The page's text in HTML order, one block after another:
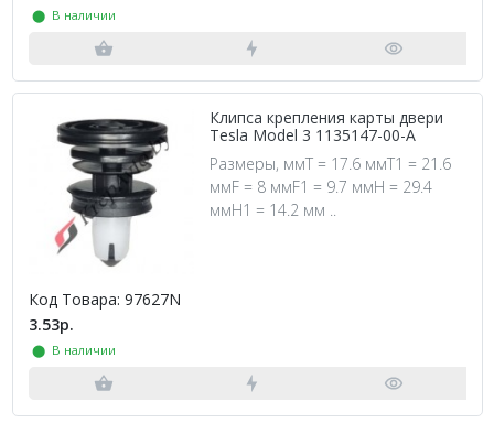
⬤ В наличии
Клипса крепления карты двери
Tesla Model 3 1135147-00-A
Размеры, ммT = 17.6 ммT1 = 21.6
ммF = 8 ммF1 = 9.7 ммH = 29.4
ммH1 = 14.2 мм ..
Код Товара: 97627N
3.53р.
⬤ В наличии